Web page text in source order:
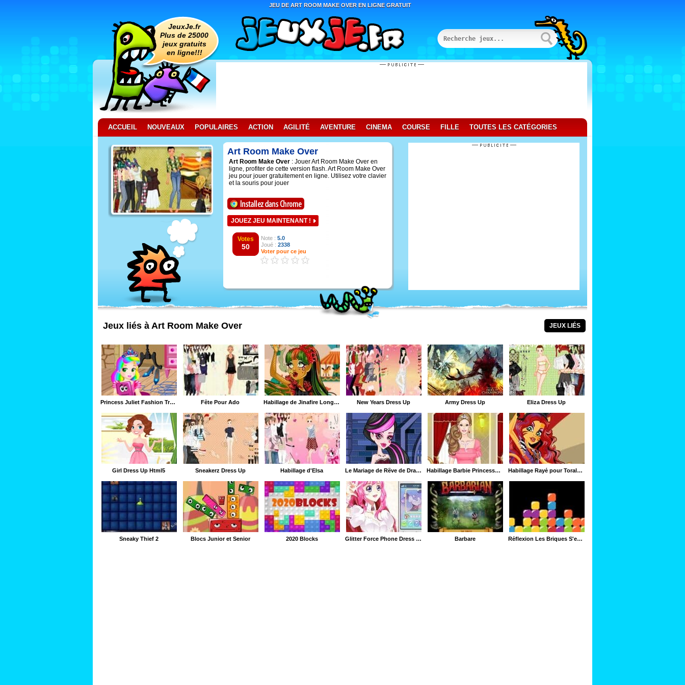
JEU DE ART ROOM MAKE OVER EN LIGNE GRATUIT
JeuxJe.fr
Plus de 25000
jeux gratuits
en ligne!!!
ACCUEIL NOUVEAUX POPULAIRES ACTION AGILITÉ AVENTURE CINEMA COURSE FILLE TOUTES LES CATÉGORIES
Art Room Make Over
Art Room Make Over : Jouer Art Room Make Over en
ligne, profiter de cette version flash. Art Room Make Over
jeu pour jouer gratuitement en ligne. Utilisez votre clavier
et la souris pour jouer
JOUEZ JEU MAINTENANT !
Votes
50
Note : 5.0
Joué : 2338
Voter pour ce jeu
Jeux liés à Art Room Make Over JEUX LIÉS
Princess Juliet Fashion Trouble Fête Pour Ado Habillage de Jinafire Long Freak du Chic New Years Dress Up Army Dress Up Eliza Dress Up
Girl Dress Up Html5 Sneakerz Dress Up Habillage d'Elsa Le Mariage de Rêve de Draculaura Habillage Barbie Princesse Moderne Habillage Rayé pour Toralei Fric du Chic
Sneaky Thief 2 Blocs Junior et Senior 2020 Blocks Glitter Force Phone Dress Up Barbare Réflexion Les Briques S'embriquent